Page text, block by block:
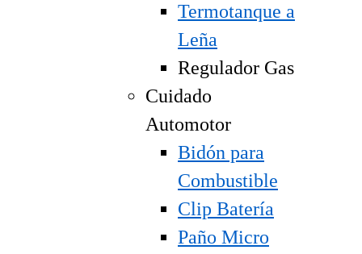
Termotanque a
Leña
Regulador Gas
Cuidado
Automotor
Bidón para
Combustible
Clip Batería
Paño Micro